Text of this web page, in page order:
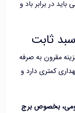
باد و
به صرفه
دارد و
برج